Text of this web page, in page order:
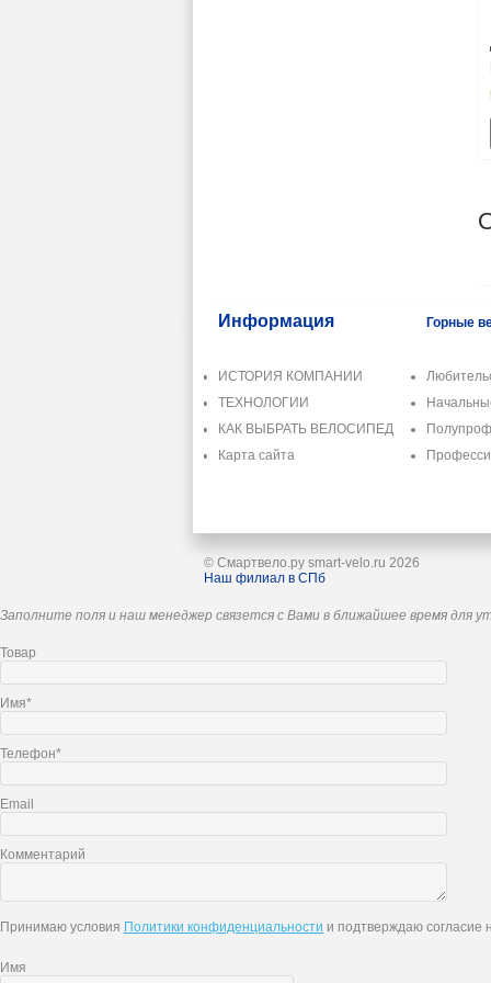
Информация
ИСТОРИЯ КОМПАНИИ
ТЕХНОЛОГИИ
КАК ВЫБРАТЬ ВЕЛОСИПЕД
Карта сайта
Горные
© Смартвело.ру smart-velo.ru 2026
Наш филиал в СПб
Заполните поля и наш менеджер связется с Вами в ближайшее время для
Товар
Имя*
Телефон*
Email
Комментарий
Принимаю условия Политики конфиденциальности и подтверждаю согласие
Имя